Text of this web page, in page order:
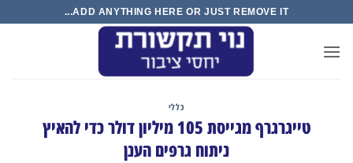
content
ADD ANYTHING HERE OR JUST REMOVE IT...
כללי
טייגרגרף מגייסת 105 מיליון דולר כדי להאיץ
ניתוח גרפים הענן